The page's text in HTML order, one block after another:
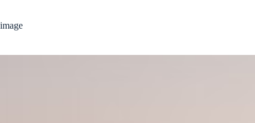
image